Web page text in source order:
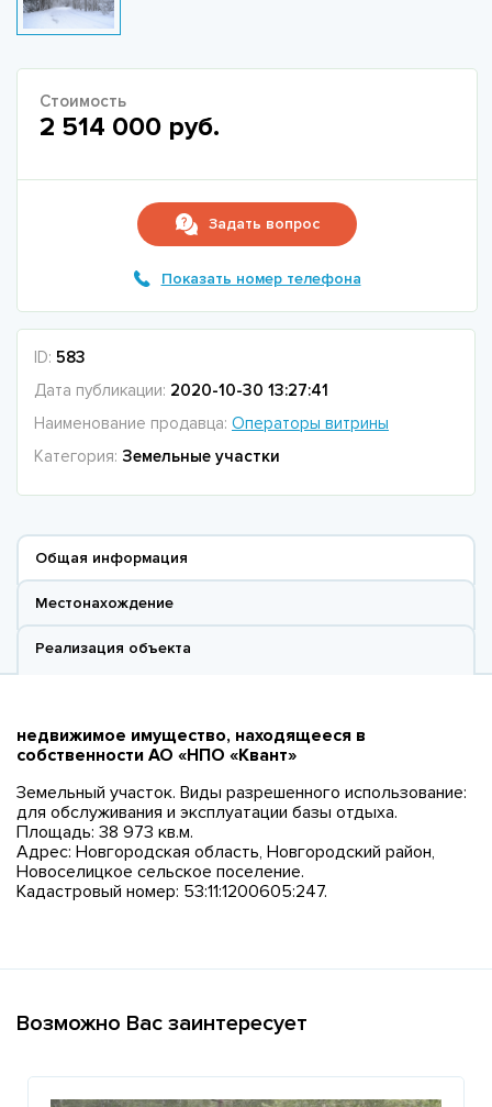
Стоимость
2 514 000 руб.
Задать вопрос
Показать номер телефона
ID: 583
Дата публикации: 2020-10-30 13:27:41
Наименование продавца: Операторы витрины
Категория: Земельные участки
Общая информация
Местонахождение
Реализация объекта
недвижимое имущество, находящееся в
собственности АО «НПО «Квант»
Земельный участок. Виды разрешенного использование:
для обслуживания и эксплуатации базы отдыха.
Площадь: 38 973 кв.м.
Адрес: Новгородская область, Новгородский район,
Новоселицкое сельское поселение.
Кадастровый номер: 53:11:1200605:247.
Возможно Вас заинтересует